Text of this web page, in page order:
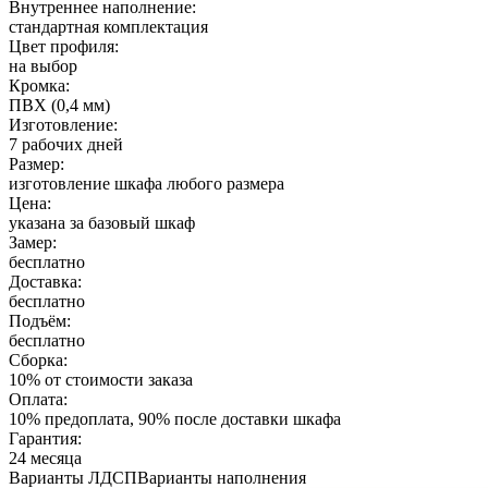
Внутреннее наполнение:
стандартная комплектация
Цвет профиля:
на выбор
Кромка:
ПВХ (0,4 мм)
Изготовление:
7 рабочих дней
Размер:
изготовление шкафа любого размера
Цена:
указана за базовый шкаф
Замер:
бесплатно
Доставка:
бесплатно
Подъём:
бесплатно
Сборка:
10% от стоимости заказа
Оплата:
10% предоплата, 90% после доставки шкафа
Гарантия:
24 месяца
Варианты ЛДСПВарианты наполнения